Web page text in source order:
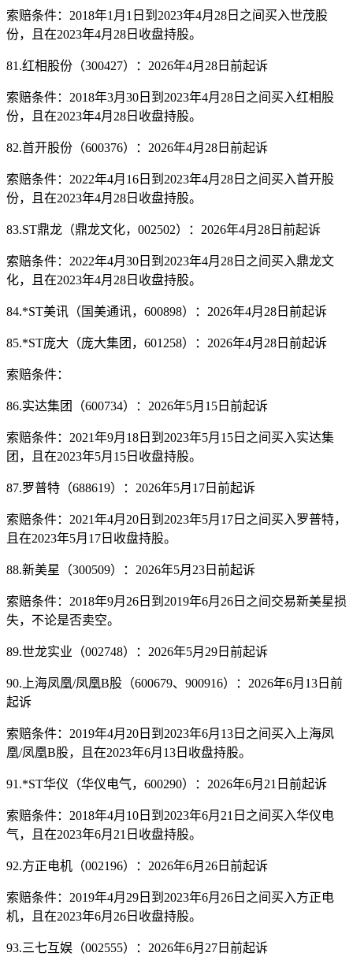
索赔条件：2018年1月1日到2023年4月28日之间买入世茂股
份，且在2023年4月28日收盘持股。
81.红相股份（300427）：2026年4月28日前起诉
索赔条件：2018年3月30日到2023年4月28日之间买入红相股
份，且在2023年4月28日收盘持股。
82.首开股份（600376）：2026年4月28日前起诉
索赔条件：2022年4月16日到2023年4月28日之间买入首开股
份，且在2023年4月28日收盘持股。
83.ST鼎龙（鼎龙文化，002502）：2026年4月28日前起诉
索赔条件：2022年4月30日到2023年4月28日之间买入鼎龙文
化，且在2023年4月28日收盘持股。
84.*ST美讯（国美通讯，600898）：2026年4月28日前起诉
85.*ST庞大（庞大集团，601258）：2026年4月28日前起诉
索赔条件：
86.实达集团（600734）：2026年5月15日前起诉
索赔条件：2021年9月18日到2023年5月15日之间买入实达集
团，且在2023年5月15日收盘持股。
87.罗普特（688619）：2026年5月17日前起诉
索赔条件：2021年4月20日到2023年5月17日之间买入罗普特，
且在2023年5月17日收盘持股。
88.新美星（300509）：2026年5月23日前起诉
索赔条件：2018年9月26日到2019年6月26日之间交易新美星损
失，不论是否卖空。
89.世龙实业（002748）：2026年5月29日前起诉
90.上海凤凰/凤凰B股（600679、900916）：2026年6月13日前
起诉
索赔条件：2019年4月20日到2023年6月13日之间买入上海凤
凰/凤凰B股，且在2023年6月13日收盘持股。
91.*ST华仪（华仪电气，600290）：2026年6月21日前起诉
索赔条件：2018年4月10日到2023年6月21日之间买入华仪电
气，且在2023年6月21日收盘持股。
92.方正电机（002196）：2026年6月26日前起诉
索赔条件：2019年4月29日到2023年6月26日之间买入方正电
机，且在2023年6月26日收盘持股。
93.三七互娱（002555）：2026年6月27日前起诉